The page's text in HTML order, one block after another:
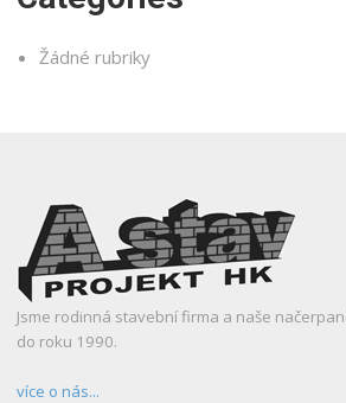
Žádné rubriky
Jsme rodinná stavební firma a naše
do roku 1990.
více o nás...